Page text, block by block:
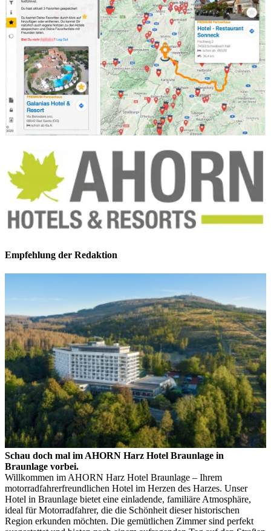
Empfehlung der Redaktion
Schau doch mal im AHORN Harz Hotel Braunlage in
Braunlage vorbei.
Willkommen im AHORN Harz Hotel Braunlage – Ihrem
motorradfahrerfreundlichen Hotel im Herzen des Harzes. Unser
Hotel in Braunlage bietet eine einladende, familiäre Atmosphäre,
ideal für Motorradfahrer, die die Schönheit dieser historischen
Region erkunden möchten. Die gemütlichen Zimmer sind perfekt